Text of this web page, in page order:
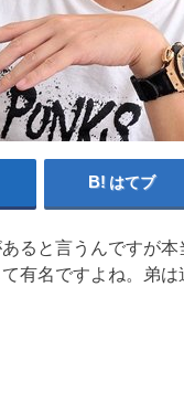
はてブ
ると言うんですが
有名ですよね。弟